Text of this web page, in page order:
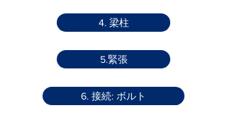
4. 梁柱
5.緊張
6. 接続: ボルト